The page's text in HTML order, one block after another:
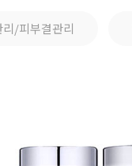
/피부결관리